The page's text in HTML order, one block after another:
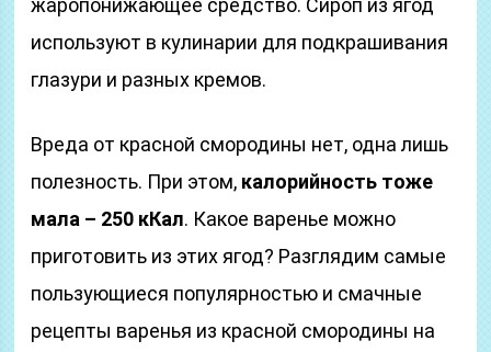
жаропонижающее средство. Сироп из ягод
используют в кулинарии для подкрашивания
глазури и разных кремов.
Вреда от красной смородины нет, одна лишь
полезность. При этом, калорийность тоже
мала – 250 кКал. Какое варенье можно
приготовить из этих ягод? Разглядим самые
пользующиеся популярностью и смачные
рецепты варенья из красной смородины на